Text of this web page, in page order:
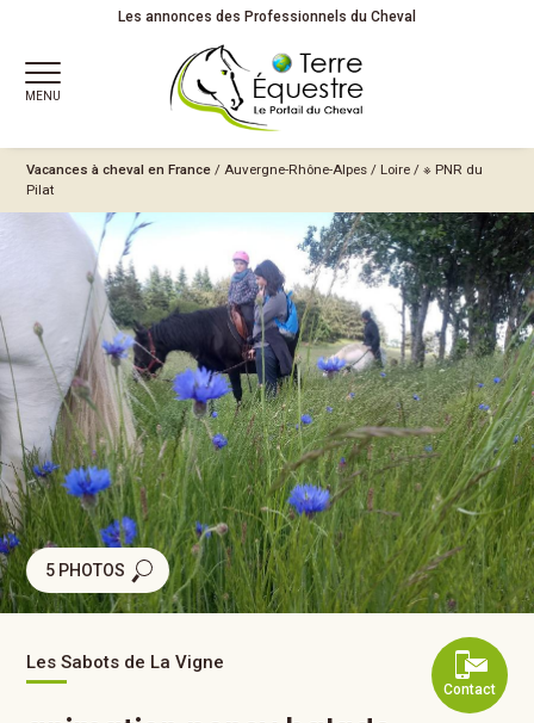
Les annonces des Professionnels du Cheval
MENU
Vacances à cheval en France /Auvergne-Rhône-Alpes / Loire /※ PNR du
Pilat
5 PHOTOS
Contact
Les Sabots de La Vigne